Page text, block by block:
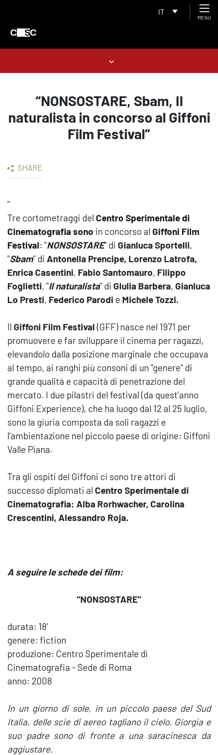
IT
MENU
“NONSOSTARE, Sbam, Il
naturalista in concorso al Giffoni
Film Festival”
SHARE
"
Tre cortometraggi del Centro Sperimentale di
Cinematografia sono in concorso al Giffoni Film
Festival: "NONSOSTARE" di Gianluca Sportelli,
"Sbam" di Antonella Prencipe, Lorenzo Latrofa,
Enrica Casentini, Fabio Santomauro, Filippo
Foglietti, "Il naturalista" di Giulia Barbera, Gianluca
Lo Presti, Federico Parodi e Michele Tozzi.
Il Giffoni Film Festival (GFF) nasce nel 1971 per
promuovere e far sviluppare il cinema per ragazzi,
elevandolo dalla posizione marginale che occupava
al tempo, ai ranghi più consoni di un "genere" di
grande qualità e capacità di penetrazione del
mercato. I due pilastri del festival (da quest'anno
Giffoni Experience), che ha luogo dal 12 al 25 luglio,
sono la giuria composta da soli ragazzi e
l'ambientazione nel piccolo paese di origine: Giffoni
Valle Piana.
Tra gli ospiti del Giffoni ci sono tre attori di
successo diplomati al Centro Sperimentale di
Cinematografia: Alba Rorhwacher, Carolina
Crescentini, Alessandro Roja.
A seguire le schede dei film:
"NONSOSTARE"
durata: 18'
genere: fiction
produzione: Centro Sperimentale di
Cinematografia - Sede di Roma
anno: 2008
In un giorno di sole, in un piccolo paese del Sud
Italia, delle scie di aereo tagliano il cielo. Giorgia e
suo padre sono di fronte a una saracinesca da
aggiustare.